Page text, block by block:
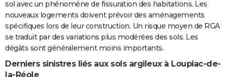
Inondations
et/ou
Coulées de
Boue
06/11/1982 10/11/1982 5 j Oui
sol avec un phénomène de fissuration des habitations. Les
nouveaux logements doivent prévoir des aménagements
spécifiques lors de leur construction. Un risque moyen de RGA
se traduit par des variations plus modérées des sols. Les
dégâts sont généralement moins importants.
Derniers sinistres liés aux sols argileux à Loupiac-de-
la-Réole